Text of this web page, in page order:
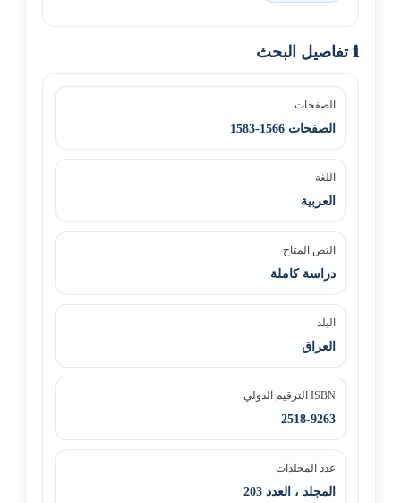
ℹ️ تفاصيل البحث
الصفحات
الصفحات 1566-1583
اللغة
العربية
النص المتاح
دراسة كاملة
البلد
العراق
ISBN الترقيم الدولي
2518-9263
عدد المجلدات
المجلد ، العدد 203